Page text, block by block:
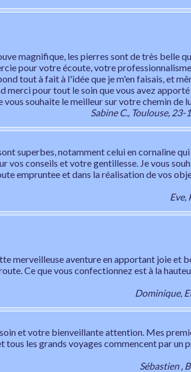
magnifique, les pierres sont de très belle
pour votre écoute, votre
tout à fait à l'idée que je m'en faisais, et
merci pour tout le soin que vous avez apporté
vous souhaite le meilleur sur votre chemin de
Sabine C., Toulouse,
superbes, notamment celui en cornaline
vos conseils et votre gentillesse. Je vous
empruntee et dans la réalisation de vos
Eve,
merveilleuse aventure en apportant joie et
Ce que vous confectionnez est à la
Dominique,
et votre bienveillante attention. Mes
tous les grands voyages commencent par un
Sébastien ,